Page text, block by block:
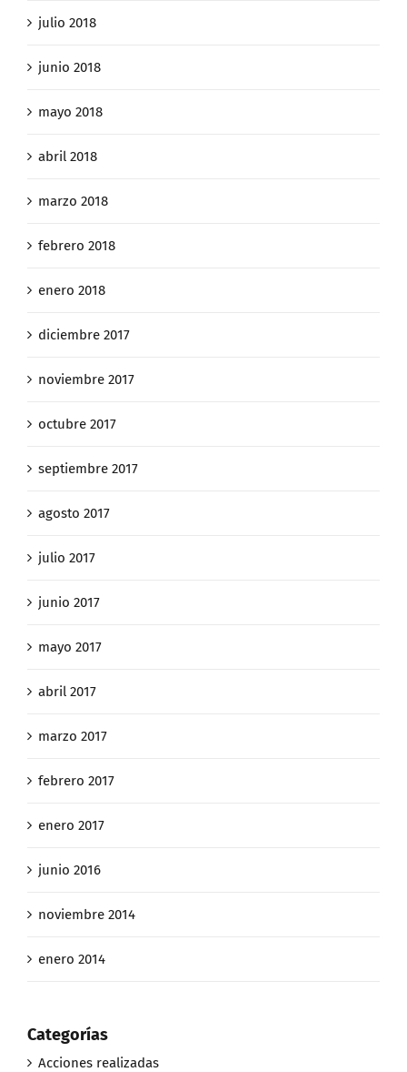
julio 2018
junio 2018
mayo 2018
abril 2018
marzo 2018
febrero 2018
enero 2018
diciembre 2017
noviembre 2017
octubre 2017
septiembre 2017
agosto 2017
julio 2017
junio 2017
mayo 2017
abril 2017
marzo 2017
febrero 2017
enero 2017
junio 2016
noviembre 2014
enero 2014
Categorías
Acciones realizadas